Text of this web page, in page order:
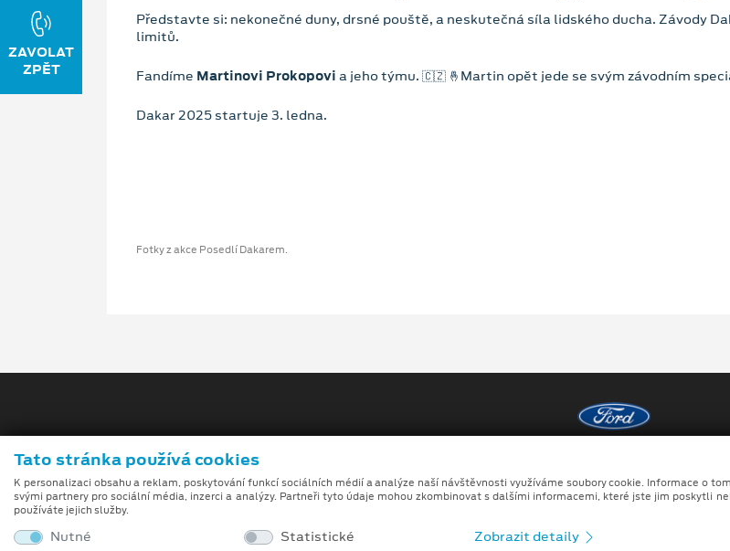
Představte si: nekonečné duny, drsné pouště, a neskutečná síla lidského ducha. Závody
limitů.
Fandíme Martinovi Prokopovi a jeho týmu. 🇨🇿 🤞Martin opět jede se svým závodním
Dakar 2025 startuje 3. ledna.
Fotky z akce Posedlí Dakarem.
Obchodní podmínky
Ochrana osobních údajů Prohlášení o
Při tvorbě videí a obrázků na tomto webu je využíváno kombinace tradičních fotografií či videí, počítačem
umělé inteligence (gen-AI).
ZAVOLAT
ZPĚT
Tato stránka používá cookies
K personalizaci obsahu a reklam, poskytování funkcí sociálních médií a analýze naší návštěvnosti využíváme soubory cookie. Informace o
svými partnery pro sociální média, inzerci a analýzy. Partneři tyto údaje mohou zkombinovat s dalšími informacemi, které jste jim poskytli
používáte jejich služby.
Nutné Statistické Zobrazit detaily